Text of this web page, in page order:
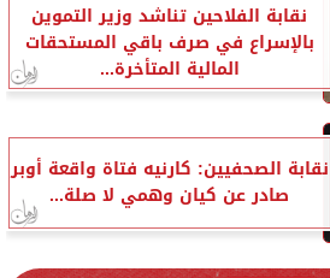
نقابة الفلاحين تناشد وزير التموين
بالإسراع في صرف باقي المستحقات
المالية المتأخرة...
نقابة الصحفيين: كارنيه فتاة واقعة أوبر
صادر عن كيان وهمي لا صلة...